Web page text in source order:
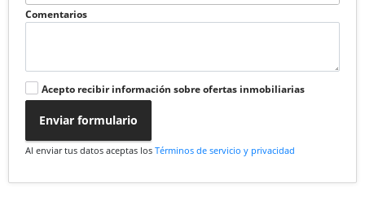
Comentarios
Acepto recibir información sobre ofertas inmobiliarias
Enviar formulario
Al enviar tus datos aceptas los Términos de servicio y privacidad